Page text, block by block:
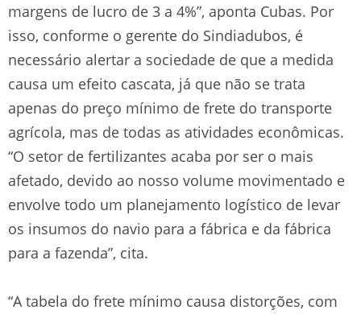
margens de lucro de 3 a 4%”, aponta Cubas. Por
isso, conforme o gerente do Sindiadubos, é
necessário alertar a sociedade de que a medida
causa um efeito cascata, já que não se trata
apenas do preço mínimo de frete do transporte
agrícola, mas de todas as atividades econômicas.
“O setor de fertilizantes acaba por ser o mais
afetado, devido ao nosso volume movimentado e
envolve todo um planejamento logístico de levar
os insumos do navio para a fábrica e da fábrica
para a fazenda”, cita.
“A tabela do frete mínimo causa distorções, com